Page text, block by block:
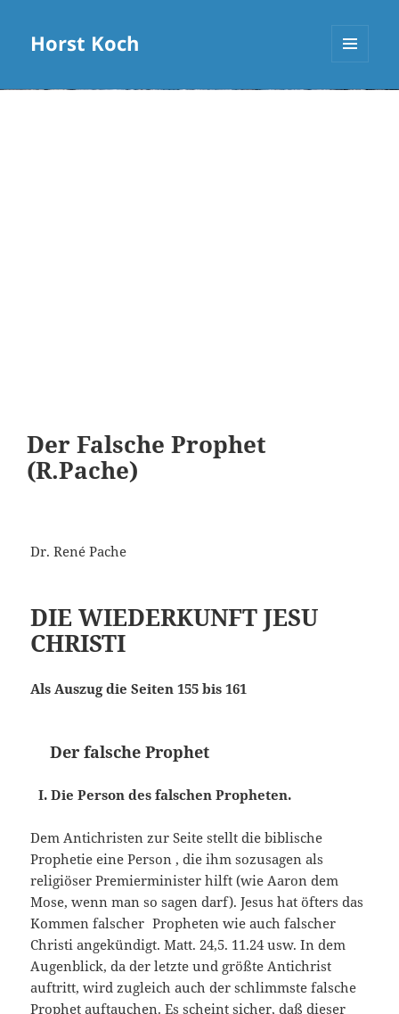
Horst Koch
Der Falsche Prophet
(R.Pache)
Dr. René Pache
DIE WIEDERKUNFT JESU
CHRISTI
Als Auszug die Seiten 155 bis 161
Der falsche Prophet
I. Die Person des falschen Propheten.
Dem Antichristen zur Seite stellt die biblische
Prophetie eine Person , die ihm sozusagen als
religiöser Premierminister hilft (wie Aaron dem
Mose, wenn man so sagen darf). Jesus hat öfters das
Kommen falscher Propheten wie auch falscher
Christi angekündigt. Matt. 24,5. 11.24 usw. In dem
Augenblick, da der letzte und größte Antichrist
auftritt, wird zugleich auch der schlimmste falsche
Prophet auftauchen. Es scheint sicher, daß dieser